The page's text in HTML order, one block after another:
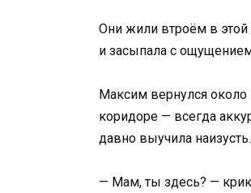
Они жили втроём в
и засыпала с
Максим вернулся около
коридоре — всегда
давно выучила наизусть.
— Мам, ты здесь? —